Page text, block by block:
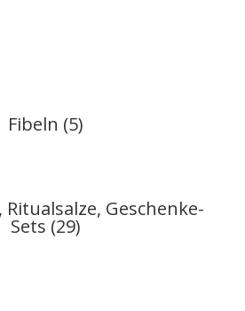
Fibeln (5)
Geschenke-
Sets (29)